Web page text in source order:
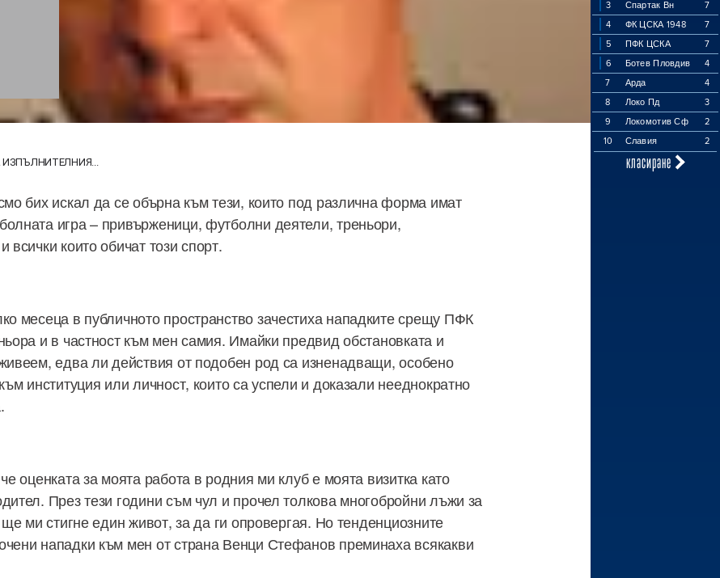
3 Спартак Вн
7
4
ФК ЦСКА 1948
7
5
ПФК ЦСКА
7
6
Ботев Пловдив
4
7
Арда
4
8
Локо Пд
3
9
Локомотив Сф
2
10
Славия 2
класиране
бих искал да се обърна към тези, които под различна форма имат
игра – привърженици, футболни деятели, треньори,
които обичат този спорт.
месеца в публичното пространство зачестиха нападките срещу ПФК
и в частност към мен самия. Имайки предвид обстановката и
едва ли действия от подобен род са изненадващи, особено
институция или личност, които са успели и доказали нееднократно
оценката за моята работа в родния ми клуб е моята визитка като
През тези години съм чул и прочел толкова многобройни лъжи за
ми стигне един живот, за да ги опровергая. Но тенденциозните
нападки към мен от страна Венци Стефанов преминаха всякакви